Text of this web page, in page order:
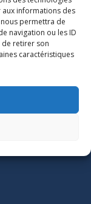
informations des
permettra de
navigation ou les ID
de retirer son
caractéristiques
restaurer